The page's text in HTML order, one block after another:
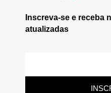
Inscreva-se e receba
atualizadas